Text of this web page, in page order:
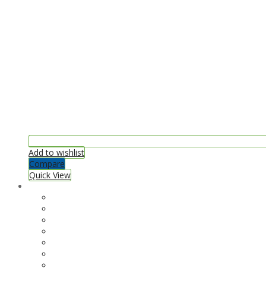
Add to wishlist
Compare
Quick View